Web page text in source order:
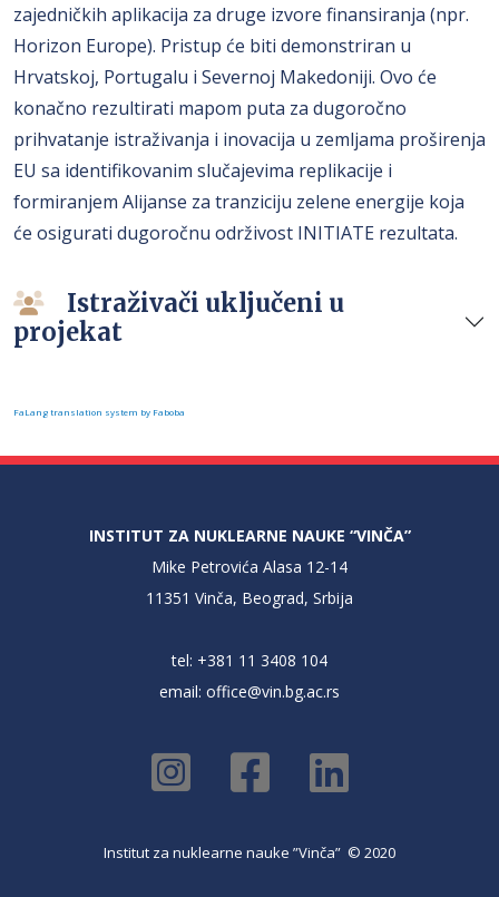
zajedničkih aplikacija za druge izvore finansiranja (npr.
Horizon Europe). Pristup će biti demonstriran u
Hrvatskoj, Portugalu i Severnoj Makedoniji. Ovo će
konačno rezultirati mapom puta za dugoročno
prihvatanje istraživanja i inovacija u zemljama proširenja
EU sa identifikovanim slučajevima replikacije i
formiranjem Alijanse za tranziciju zelene energije koja
će osigurati dugoročnu održivost INITIATE rezultata.
Istraživači uključeni u
projekat
FaLang translation system by Faboba
INSTITUT ZA NUKLEARNE NAUKE “VINČA”
Mike Petrovića Alasa 12-14
11351 Vinča, Beograd, Srbija
tel: +381 11 3408 104
email: office@vin.bg.ac.rs
Institut za nuklearne nauke ”Vinča” © 2020